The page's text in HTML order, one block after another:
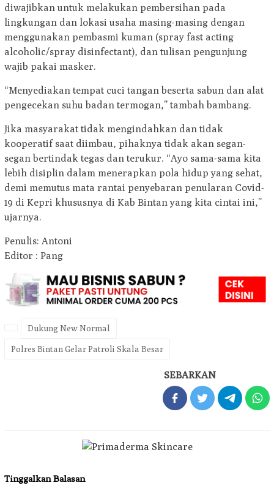
diwajibkan untuk melakukan pembersihan pada
lingkungan dan lokasi usaha masing-masing dengan
menggunakan pembasmi kuman (spray fast acting
alcoholic/spray disinfectant), dan tulisan pengunjung
wajib pakai masker.
“Menyediakan tempat cuci tangan beserta sabun dan alat
pengecekan suhu badan termogan,” tambah bambang.
Jika masyarakat tidak mengindahkan dan tidak
kooperatif saat diimbau, pihaknya tidak akan segan-
segan bertindak tegas dan terukur. “Ayo sama-sama kita
lebih disiplin dalam menerapkan pola hidup yang sehat,
demi memutus mata rantai penyebaran penularan Covid-
19 di Kepri khususnya di Kab Bintan yang kita cintai ini,”
ujarnya.
Penulis: Antoni
Editor : Pang
Dukung New Normal
Polres Bintan Gelar Patroli Skala Besar
SEBARKAN
Tinggalkan Balasan